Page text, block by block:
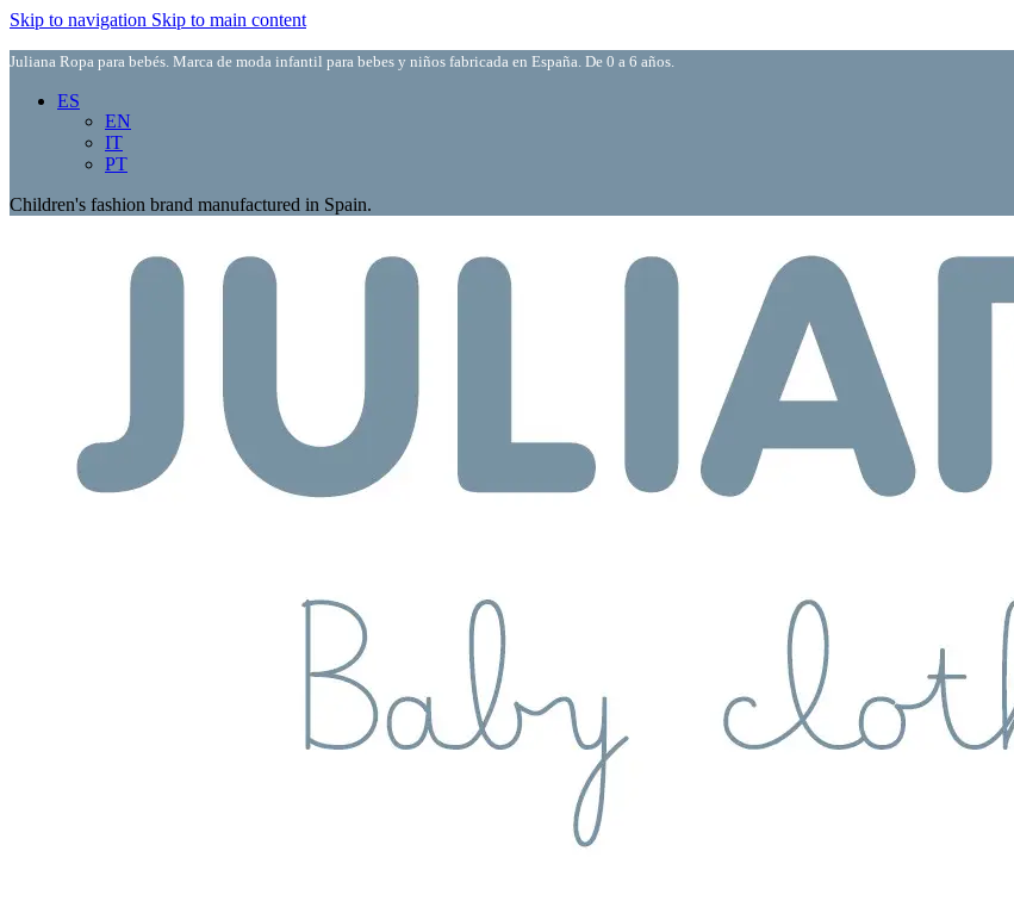
Skip to navigation Skip to main content
Juliana Ropa para bebés. Marca de moda infantil para bebes y niños fabricada en España. De 0 a 6 años.
ES
EN
IT
PT
Children's fashion brand manufactured in Spain.